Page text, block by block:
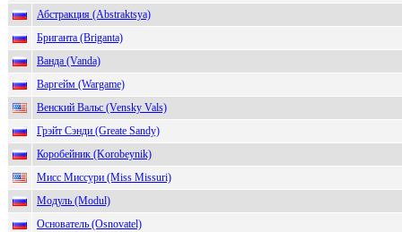
Абстракция (Abstraktsya)
Бриганта (Briganta)
Ванда (Vanda)
Варгейм (Wargame)
Венский Вальс (Vensky Vals)
Грэйт Сэнди (Greate Sandy)
Коробейник (Korobeynik)
Мисс Миссури (Miss Missuri)
Модуль (Modul)
Основатель (Osnovatel)